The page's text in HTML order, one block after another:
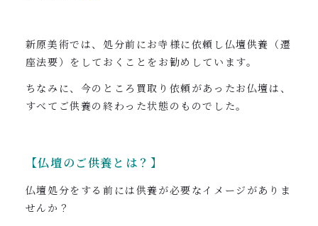
新原美術では、処分前にお寺様に依頼し仏壇供養（遷
座法要）をしておくことをお勧めしています。
ちなみに、今のところ買取り依頼があったお仏壇は、
すべてご供養の終わった状態のものでした。
【仏壇のご供養とは？】
仏壇処分をする前には供養が必要なイメージがありま
せんか？